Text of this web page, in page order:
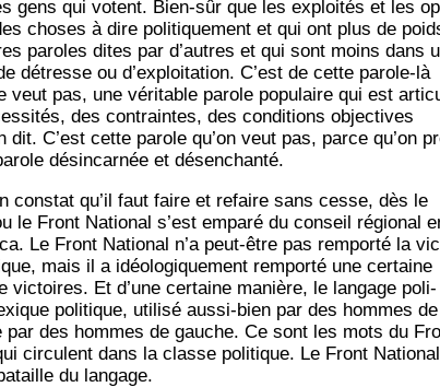
gens qui votent. Bien-sûr que les exploi­tés et les
choses à dire poli­ti­que­ment et qui ont plus de
paroles dites par d’autres et qui sont moins dans
détresse ou d’exploitation. C’est de cette parole-là
veut pas, une véri­table parole popu­laire qui est
des contraintes, des condi­tions objec­tives
dit. C’est cette parole qu’on veut pas, parce qu’on
dés­in­car­née et désenchanté.
constat qu’il faut faire et refaire sans cesse, dès le
le Front Natio­nal s’est empa­ré du conseil régio­nal
Le Front Natio­nal n’a peut-être pas rem­por­té la
mais il a idéo­lo­gi­que­ment rem­por­té une cer­taine
vic­toires. Et d’une cer­taine manière, le lan­gage poli­
poli­tique, uti­li­sé aus­si-bien par des hommes de
par des hommes de gauche. Ce sont les mots du
cir­culent dans la classe poli­tique. Le Front
du langage.